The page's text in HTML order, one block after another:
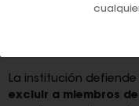
libertad de elección
La institución
excluir a miembros